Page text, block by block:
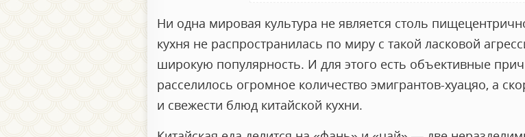
Ни одна мировая культура не является столь
кухня не распространилась по миру с такой ласковой
широкую популярность. И для этого есть объективные
расселилось огромное количество эмигрантов-хуацяо, а
и свежести блюд китайской кухни.